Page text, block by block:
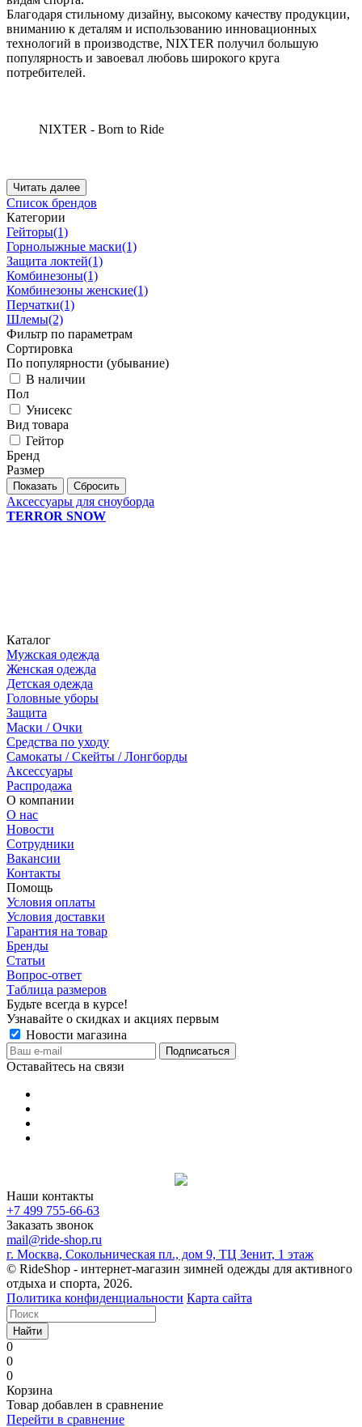
Благодаря стильному дизайну, высокому качеству продукции,
вниманию к деталям и использованию инновационных
технологий в производстве, NIXTER получил большую
популярность и завоевал любовь широкого круга
потребителей.
NIXTER - Born to Ride
Читать далее
Список брендов
Категории
Гейторы(1)
Горнолыжные маски(1)
Защита локтей(1)
Комбинезоны(1)
Комбинезоны женские(1)
Перчатки(1)
Шлемы(2)
Фильтр по параметрам
Сортировка
По популярности (убывание)
В наличии
Пол
Унисекс
Вид товара
Гейтор
Бренд
Размер
Сбросить
Аксессуары для сноуборда
TERROR SNOW
Каталог
Мужская одежда
Женская одежда
Детская одежда
Головные уборы
Защита
Маски / Очки
Средства по уходу
Самокаты / Скейты / Лонгборды
Аксессуары
Распродажа
О компании
О нас
Новости
Сотрудники
Вакансии
Контакты
Помощь
Условия оплаты
Условия доставки
Гарантия на товар
Бренды
Статьи
Вопрос-ответ
Таблица размеров
Будьте всегда в курсе!
Узнавайте о скидках и акциях первым
Новости магазина
Оставайтесь на связи
Наши контакты
+7 499 755-66-63
Заказать звонок
mail@ride-shop.ru
г. Москва, Сокольническая пл., дом 9, ТЦ Зенит, 1 этаж
© RideShop - интернет-магазин зимней одежды для активного
отдыха и спорта, 2026.
Политика конфиденциальности Карта сайта
Найти
0
0
0
Корзина
Товар добавлен в сравнение
Перейти в сравнение